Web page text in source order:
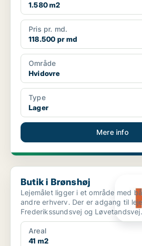
1.580 m2
Pris pr. md.
118.500 pr md
Område
Hvidovre
Type
Lager
Mere info
Butik i Brønshøj
Butik i Brønshøj
Lejemålet ligger i et område med
andre erhverv. Der er adgang til lejemålet både fra
Frederikssundsvej og
a...
Areal
41 m2